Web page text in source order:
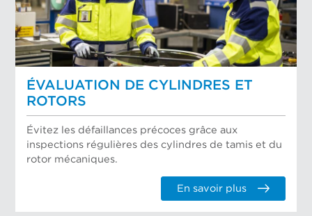
ÉVALUATION DE CYLINDRES ET
ROTORS
Évitez les défaillances précoces grâce aux
inspections régulières des cylindres de tamis et du
rotor mécaniques.
En savoir plus